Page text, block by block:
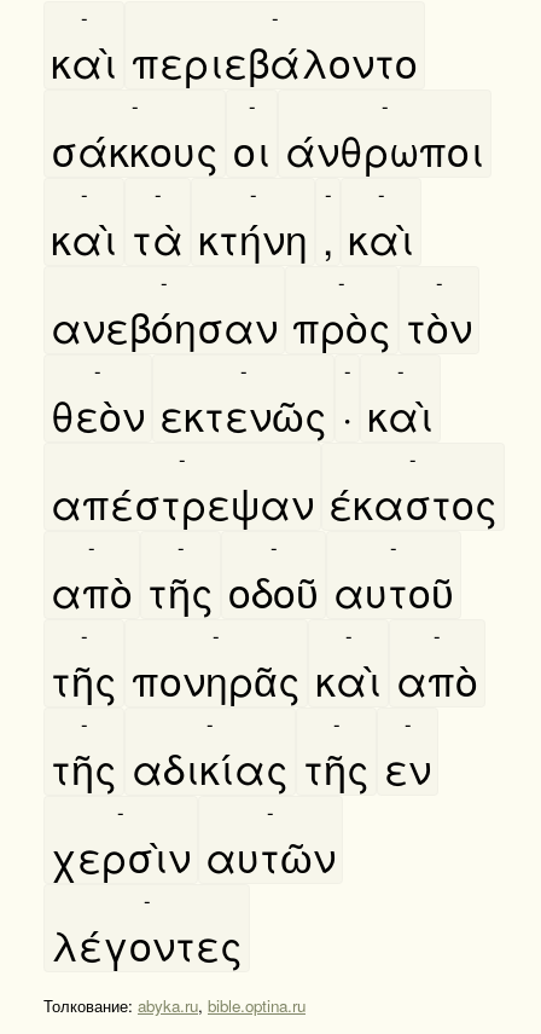
καὶ
-
περιεβάλοντο
-
σάκκους
-
οι
-
άνθρωποι
-
καὶ
-
τὰ
-
κτήνη
-
,
-
καὶ
-
ανεβόησαν
-
πρὸς
-
τὸν
-
θεὸν
-
εκτενῶς
-
·
-
καὶ
-
απέστρεψαν
-
έκαστος
-
απὸ
-
τῆς
-
οδοῦ
-
αυτοῦ
-
τῆς
-
πονηρᾶς
-
καὶ
-
απὸ
-
τῆς
-
αδικίας
-
τῆς
-
εν
-
χερσὶν
-
αυτῶν
-
λέγοντες
-
Толкование: abyka.ru, bible.optina.ru